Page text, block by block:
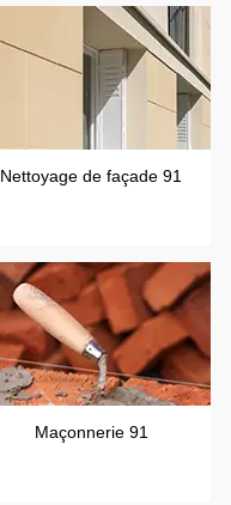
Nettoyage de façade 91
Maçonnerie 91